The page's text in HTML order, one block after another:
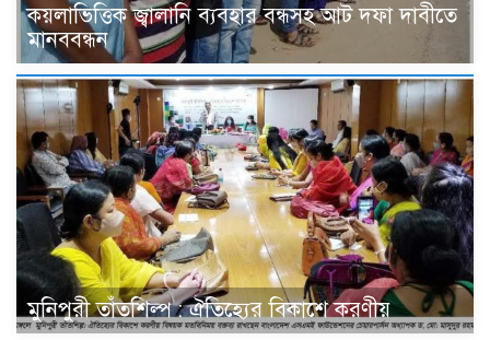
কয়লাভিত্তিক জ্বালানি ব্যবহার বন্ধসহ আট দফা দাবীতে
মানববন্ধন
মুনিপুরী তাঁতশিল্প : ঐতিহ্যের বিকাশে করণীয়